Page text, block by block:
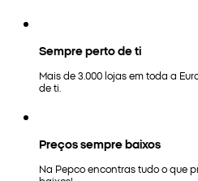
Sempre perto de ti
Mais de 3.000 lojas em toda a
de ti.
Preços sempre baixos
Na Pepco encontras tudo o que